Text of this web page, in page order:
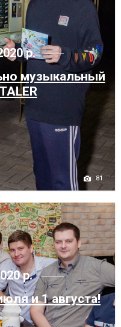
р.
музыкальный
81
р.
и 1 августа!